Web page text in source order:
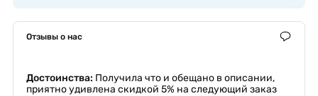
Отзывы о нас
Достоинства: Получила что и обещано в описании,
приятно удивлена скидкой 5% на следующий заказ